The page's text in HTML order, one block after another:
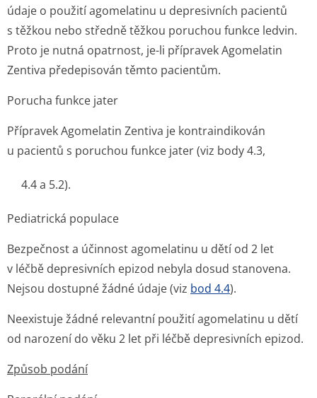
údaje o použití agomelatinu u depresivních pacientů
s těžkou nebo středně těžkou poruchou funkce ledvin.
Proto je nutná opatrnost, je-li přípravek Agomelatin
Zentiva předepisován těmto pacientům.
Porucha funkce jater
Přípravek Agomelatin Zentiva je kontraindikován
u pacientů s poruchou funkce jater (viz body 4.3,
4.4 a 5.2).
Pediatrická populace
Bezpečnost a účinnost agomelatinu u dětí od 2 let
v léčbě depresivních epizod nebyla dosud stanovena.
Nejsou dostupné žádné údaje (viz bod 4.4).
Neexistuje žádné relevantní použití agomelatinu u dětí
od narození do věku 2 let při léčbě depresivních epizod.
Způsob podání